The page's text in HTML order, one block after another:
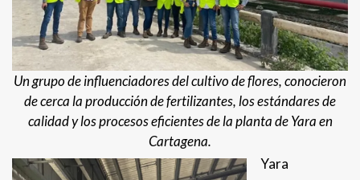
Un grupo de influenciadores del cultivo de flores, conocieron
de cerca la producción de fertilizantes, los estándares de
calidad y los procesos eficientes de la planta de Yara en
Cartagena.
Yara